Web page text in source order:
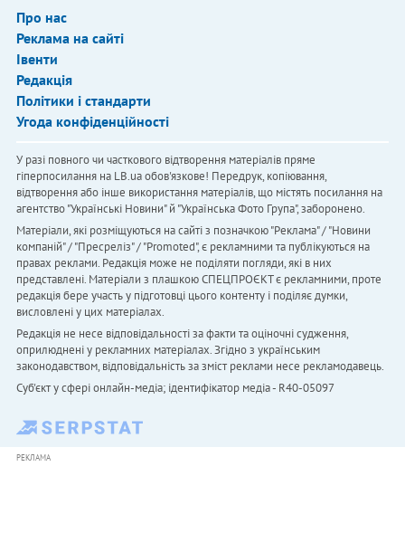
Про нас
Реклама на сайті
Івенти
Редакція
Політики і стандарти
Угода конфіденційності
У разі повного чи часткового відтворення матеріалів пряме
гіперпосилання на LB.ua обов'язкове! Передрук, копіювання,
відтворення або інше використання матеріалів, що містять посилання на
агентство "Українськi Новини" й "Українська Фото Група", заборонено.
Матеріали, які розміщуються на сайті з позначкою "Реклама" / "Новини
компаній" / "Пресреліз" / "Promoted", є рекламними та публікуються на
правах реклами. Редакція може не поділяти погляди, які в них
представлені. Матеріали з плашкою СПЕЦПРОЄКТ є рекламними, проте
редакція бере участь у підготовці цього контенту і поділяє думки,
висловлені у цих матеріалах.
Редакція не несе відповідальності за факти та оціночні судження,
оприлюднені у рекламних матеріалах. Згідно з українським
законодавством, відповідальність за зміст реклами несе рекламодавець.
Cуб'єкт у сфері онлайн-медіа; ідентифікатор медіа - R40-05097
РЕКЛАМА